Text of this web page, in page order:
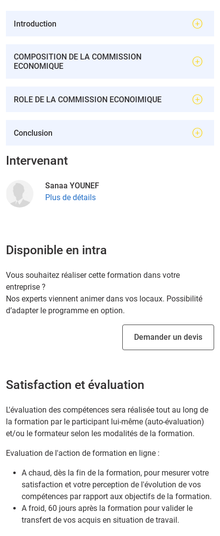
Introduction
COMPOSITION DE LA COMMISSION
ECONOMIQUE
ROLE DE LA COMMISSION ECONOIMIQUE
Conclusion
Intervenant
Sanaa YOUNEF
Plus de détails
Disponible en intra
Vous souhaitez réaliser cette formation dans votre
entreprise ?
Nos experts viennent animer dans vos locaux. Possibilité
d’adapter le programme en option.
Demander un devis
Satisfaction et évaluation
L'évaluation des compétences sera réalisée tout au long de
la formation par le participant lui-même (auto-évaluation)
et/ou le formateur selon les modalités de la formation.
Evaluation de l'action de formation en ligne :
A chaud, dès la fin de la formation, pour mesurer votre
satisfaction et votre perception de l'évolution de vos
compétences par rapport aux objectifs de la formation.
A froid, 60 jours après la formation pour valider le
transfert de vos acquis en situation de travail.